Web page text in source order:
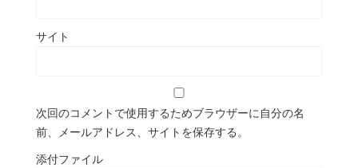
サイト
次回のコメントで使用するためブラウザーに自分の名
前、メールアドレス、サイトを保存する。
添付ファイル